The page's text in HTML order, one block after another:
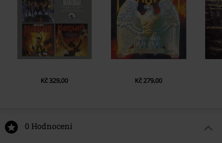
The Crown And The Ring (Lament Of The Kings) (LP Version)
Blow Your Speakers (LP Version)
Metal Warriors (LP Version)
Black Wind, Fire And Steel (LP Version)
The Power Of Thy Sword (LP Version)
14. Master Of The Wind (LP Version)
Kč 329,00 Kč 279,00
0 Hodnocení